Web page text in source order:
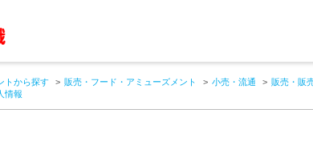
トから探す 販売・フード・アミューズメント 小売・流通 販売・販
情報